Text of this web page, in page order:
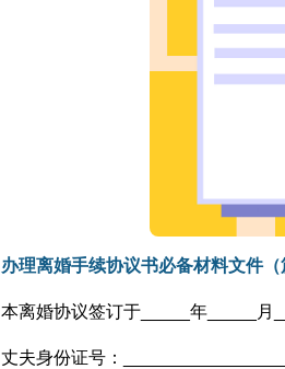
办理离婚手续协议书必备材料文件（
本离婚协议签订于_____年_____月
丈夫身份证号：